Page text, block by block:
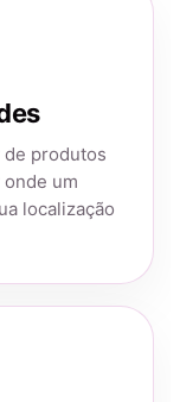
de produtos
um
localização